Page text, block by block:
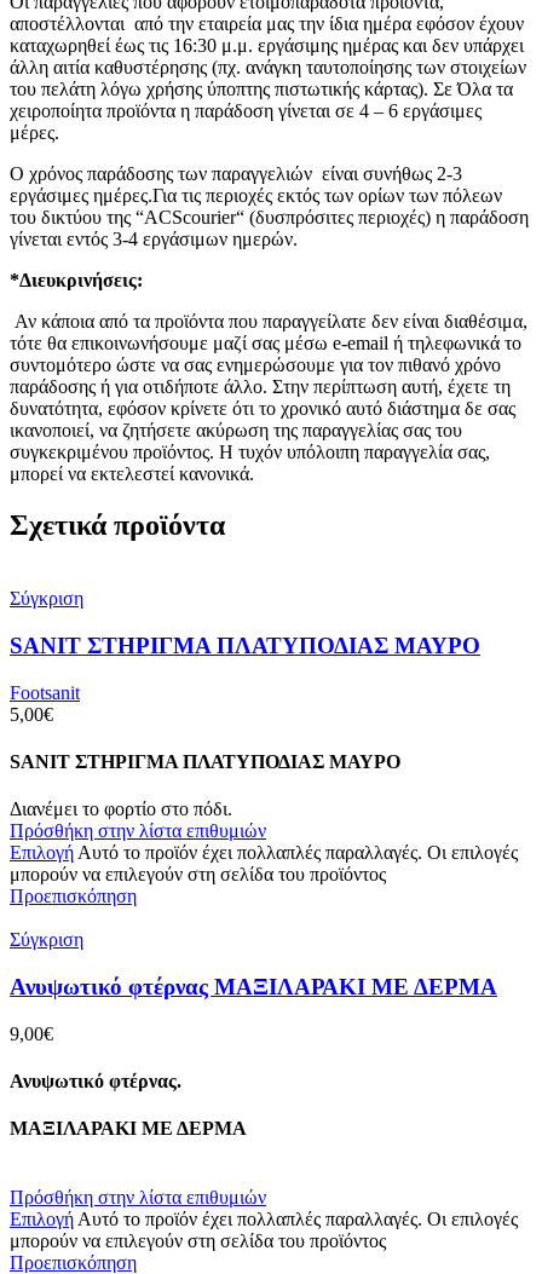
αποστέλλονται από την εταιρεία μας την ίδια ημέρα εφόσον έχουν
καταχωρηθεί έως τις 16:30 μ.μ. εργάσιμης ημέρας και δεν υπάρχει
άλλη αιτία καθυστέρησης (πχ. ανάγκη ταυτοποίησης των στοιχείων
του πελάτη λόγω χρήσης ύποπτης πιστωτικής κάρτας). Σε Όλα τα
χειροποίητα προϊόντα η παράδοση γίνεται σε 4 – 6 εργάσιμες
μέρες.
Ο χρόνος παράδοσης των παραγγελιών είναι συνήθως 2-3
εργάσιμες ημέρες.Για τις περιοχές εκτός των ορίων των πόλεων
του δικτύου της “ACScourier“ (δυσπρόσιτες περιοχές) η παράδοση
γίνεται εντός 3-4 εργάσιμων ημερών.
*Διευκρινήσεις:
Αν κάποια από τα προϊόντα που παραγγείλατε δεν είναι διαθέσιμα,
τότε θα επικοινωνήσουμε μαζί σας μέσω e-email ή τηλεφωνικά το
συντομότερο ώστε να σας ενημερώσουμε για τον πιθανό χρόνο
παράδοσης ή για οτιδήποτε άλλο. Στην περίπτωση αυτή, έχετε τη
δυνατότητα, εφόσον κρίνετε ότι το χρονικό αυτό διάστημα δε σας
ικανοποιεί, να ζητήσετε ακύρωση της παραγγελίας σας του
συγκεκριμένου προϊόντος. Η τυχόν υπόλοιπη παραγγελία σας,
μπορεί να εκτελεστεί κανονικά.
Σχετικά προϊόντα
Σύγκριση
SANIT ΣΤΗΡΙΓΜΑ ΠΛΑΤΥΠΟΔΙΑΣ ΜΑΥΡΟ
Footsanit
5,00€
SANIT ΣΤΗΡΙΓΜΑ ΠΛΑΤΥΠΟΔΙΑΣ ΜΑΥΡΟ
Διανέμει το φορτίο στο πόδι.
Πρόσθήκη στην λίστα επιθυμιών
Επιλογή Αυτό το προϊόν έχει πολλαπλές παραλλαγές. Οι επιλογές
μπορούν να επιλεγούν στη σελίδα του προϊόντος
Προεπισκόπηση
Σύγκριση
Ανυψωτικό φτέρνας ΜΑΞΙΛΑΡΑΚΙ ΜΕ ΔΕΡΜΑ
9,00€
Ανυψωτικό φτέρνας.
ΜΑΞΙΛΑΡΑΚΙ ΜΕ ΔΕΡΜΑ
Πρόσθήκη στην λίστα επιθυμιών
Επιλογή Αυτό το προϊόν έχει πολλαπλές παραλλαγές. Οι επιλογές
μπορούν να επιλεγούν στη σελίδα του προϊόντος
Προεπισκόπηση